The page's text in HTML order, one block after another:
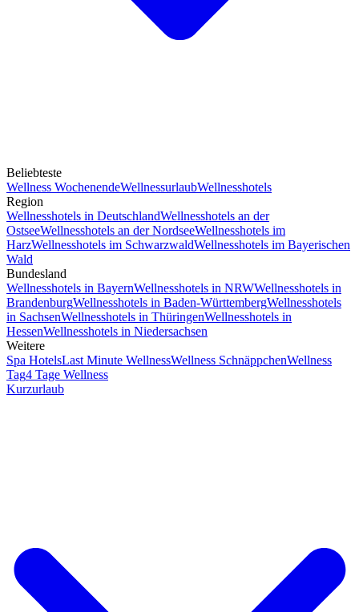
Beliebteste
Wellness WochenendeWellnessurlaubWellnesshotels
Region
Wellnesshotels in DeutschlandWellnesshotels an der
OstseeWellnesshotels an der NordseeWellnesshotels im
HarzWellnesshotels im SchwarzwaldWellnesshotels im Bayerischen
Wald
Bundesland
Wellnesshotels in BayernWellnesshotels in NRWWellnesshotels in
BrandenburgWellnesshotels in Baden-WürttembergWellnesshotels
in SachsenWellnesshotels in ThüringenWellnesshotels in
HessenWellnesshotels in Niedersachsen
Weitere
Spa HotelsLast Minute WellnessWellness SchnäppchenWellness
Tag4 Tage Wellness
Kurzurlaub